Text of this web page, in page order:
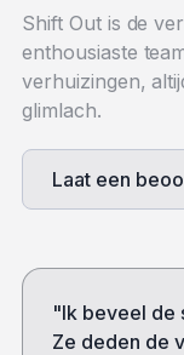
Shift Out is de
enthousiaste
verhuizingen,
glimlach.
Laat een
"Ik beveel de
Ze deden de